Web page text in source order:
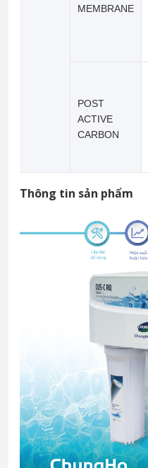
MEMBRANE
POST
ACTIVE
CARBON
Thông tin sản phẩm